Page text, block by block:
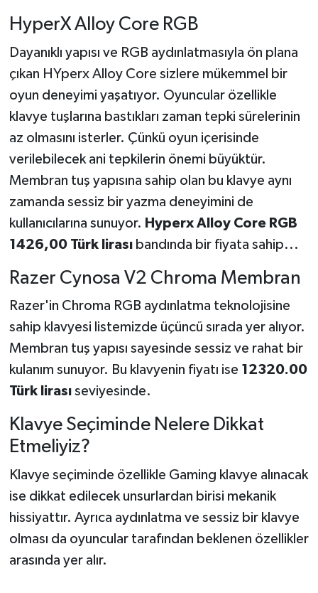
HyperX Alloy Core RGB
Dayanıklı yapısı ve RGB aydınlatmasıyla ön plana
çıkan HYperx Alloy Core sizlere mükemmel bir
oyun deneyimi yaşatıyor. Oyuncular özellikle
klavye tuşlarına bastıkları zaman tepki sürelerinin
az olmasını isterler. Çünkü oyun içerisinde
verilebilecek ani tepkilerin önemi büyüktür.
Membran tuş yapısına sahip olan bu klavye aynı
zamanda sessiz bir yazma deneyimini de
kullanıcılarına sunuyor. Hyperx Alloy Core RGB
1426,00 Türk lirasıbandında bir fiyata sahip...
Razer Cynosa V2 Chroma Membran
Razer'in Chroma RGB aydınlatma teknolojisine
sahip klavyesi listemizde üçüncü sırada yer alıyor.
Membran tuş yapısı sayesinde sessiz ve rahat bir
kulanım sunuyor. Bu klavyenin fiyatı ise 12320.00
Türk lirasıseviyesinde.
Klavye Seçiminde Nelere Dikkat
Etmeliyiz?
Klavye seçiminde özellikle Gaming klavye alınacak
ise dikkat edilecek unsurlardan birisi mekanik
hissiyattır. Ayrıca aydınlatma ve sessiz bir klavye
olması da oyuncular tarafından beklenen özellikler
arasında yer alır.